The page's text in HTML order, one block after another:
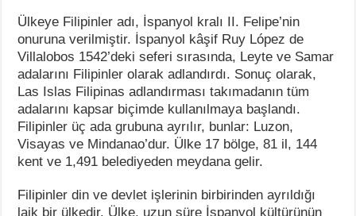
Ülkeye Filipinler adı, İspanyol kralı II. Felipe’nin
onuruna verilmiştir. İspanyol kâşif Ruy López de
Villalobos 1542’deki seferi sırasında, Leyte ve Samar
adalarını Filipinler olarak adlandırdı. Sonuç olarak,
Las Islas Filipinas adlandırması takımadanın tüm
adalarını kapsar biçimde kullanılmaya başlandı.
Filipinler üç ada grubuna ayrılır, bunlar: Luzon,
Visayas ve Mindanao’dur. Ülke 17 bölge, 81 il, 144
kent ve 1,491 belediyeden meydana gelir.
Filipinler din ve devlet işlerinin birbirinden ayrıldığı
laik bir ülkedir. Ülke, uzun süre İspanyol kültürünün